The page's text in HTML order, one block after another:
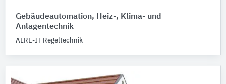
Gebäudeautomation, Heiz-, Klima- und
Anlagentechnik
ALRE-IT Regeltechnik